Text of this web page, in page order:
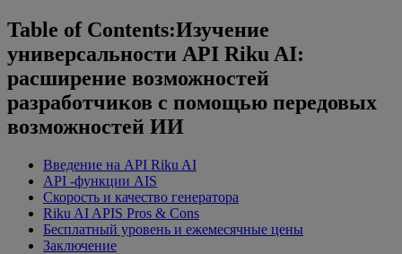
Table of Contents:Изучение
универсальности API Riku AI:
расширение возможностей
разработчиков с помощью передовых
возможностей ИИ
Введение на API Riku AI
API -функции AIS
Скорость и качество генератора
Riku AI APIS Pros & Cons
Бесплатный уровень и ежемесячные цены
Заключение